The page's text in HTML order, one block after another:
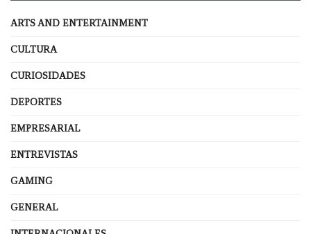
ARTS AND ENTERTAINMENT
CULTURA
CURIOSIDADES
DEPORTES
EMPRESARIAL
ENTREVISTAS
GAMING
GENERAL